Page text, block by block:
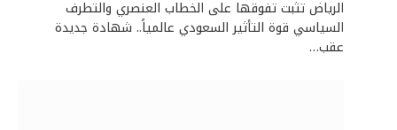
الرياض تثبت تفوقها على الخطاب العنصري والتطرف
السياسي قوة التأثير السعودي عالمياً.. شهادة جديدة
عقب…